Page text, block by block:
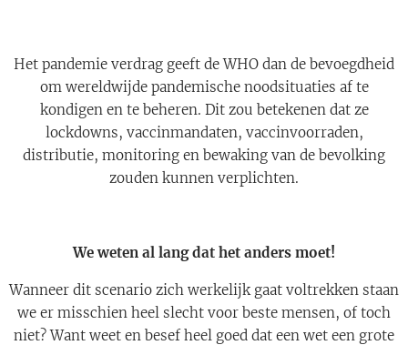
Het pandemie verdrag geeft de WHO dan de bevoegdheid
om wereldwijde pandemische noodsituaties af te
kondigen en te beheren. Dit zou betekenen dat ze
lockdowns, vaccinmandaten, vaccinvoorraden,
distributie, monitoring en bewaking van de bevolking
zouden kunnen verplichten.
We weten al lang dat het anders moet!
Wanneer dit scenario zich werkelijk gaat voltrekken staan
we er misschien heel slecht voor beste mensen, of toch
niet? Want weet en besef heel goed dat een wet een grote